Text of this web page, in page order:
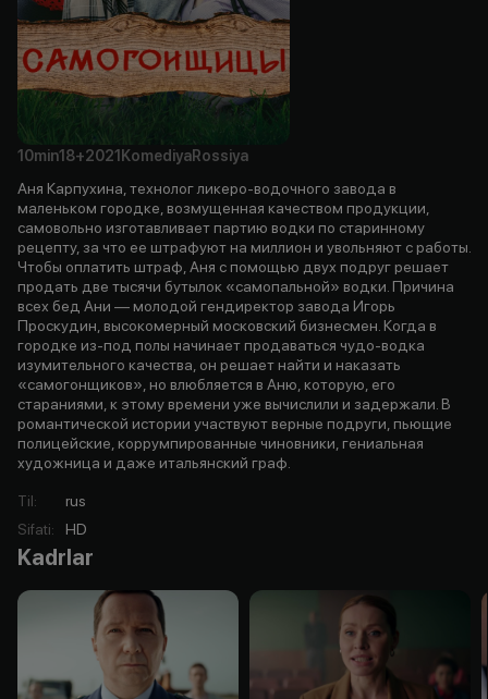
10min18+2021 KomediyaRossiya
Аня Карпухина, технолог ликеро-водочного завода в
маленьком городке, возмущенная качеством продукции,
самовольно изготавливает партию водки по старинному
рецепту, за что ее штрафуют на миллион и увольняют с работы.
Чтобы оплатить штраф, Аня с помощью двух подруг решает
продать две тысячи бутылок «самопальной» водки. Причина
всех бед Ани — молодой гендиректор завода Игорь
Проскудин, высокомерный московский бизнесмен. Когда в
городке из-под полы начинает продаваться чудо-водка
изумительного качества, он решает найти и наказать
«самогонщиков», но влюбляется в Аню, которую, его
стараниями, к этому времени уже вычислили и задержали. В
романтической истории участвуют верные подруги, пьющие
полицейские, коррумпированные чиновники, гениальная
художница и даже итальянский граф.
Til:
rus
Sifati: HD
Kadrlar